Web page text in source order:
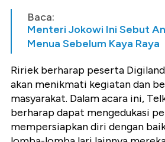
Baca:
Menteri Jokowi Ini Sebut
Menua Sebelum Kaya Raya
Ririek berharap peserta
akan menikmati kegiatan dan
masyarakat. Dalam acara ini,
berharap dapat mengedukasi
mempersiapkan diri dengan